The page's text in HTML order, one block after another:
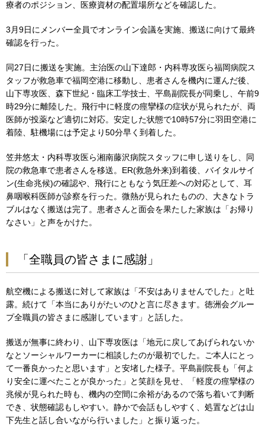
療者のポジション、医療資材の配置場所などを確認した。
3月9日にメンバー全員でオンライン会議を実施、搬送に向けて最終
確認を行った。
同27日に搬送を実施。主治医の山下達郎・内科専攻医ら福岡病院ス
タッフが救急車で福岡空港に移動し、患者さんを機内に運んだ後、
山下専攻医、森下世紀・臨床工学技士、平島副院長が同乗し、午前9
時29分に離陸した。飛行中に軽度の痙攣様の症状が見られたが、両
医師が投薬など適切に対応。安定した状態で10時57分に羽田空港に
着陸、駐機場には予定より50分早く到着した。
笠井悠太・内科専攻医ら湘南藤沢病院スタッフに申し送りをし、同
院の救急車で患者さんを移送。ER(救急外来)到着後、バイタルサイ
ン(生命兆候)の確認や、飛行にともなう気圧差への対応として、耳
鼻咽喉科医師が診察を行った。微熱が見られたものの、大きなトラ
ブルはなく搬送は完了。患者さんと面会を果たした家族は「お帰り
なさい」と声をかけた。
「全職員の皆さまに感謝」
航空機による搬送に対して家族は「不安はありませんでした」と吐
露。続けて「本当にありがたいのひと言に尽きます。徳洲会グルー
プ全職員の皆さまに感謝しています」と話した。
搬送が無事に終わり、山下専攻医は「地元に戻してあげられないか
なとソーシャルワーカーに相談したのが最初でした。ご本人にとっ
て一番良かったと思います」と安堵した様子。平島副院長も「何よ
り安全に運べたことが良かった」と笑顔を見せ、「軽度の痙攣様の
兆候が見られた時も、機内の空間に余裕があるので落ち着いて判断
でき、状態確認もしやすい。静かで会話もしやすく、処置などは山
下先生と話し合いながら行いました」と振り返った。